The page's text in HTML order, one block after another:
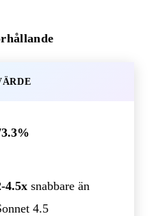
4.5x snabbare än
4.5